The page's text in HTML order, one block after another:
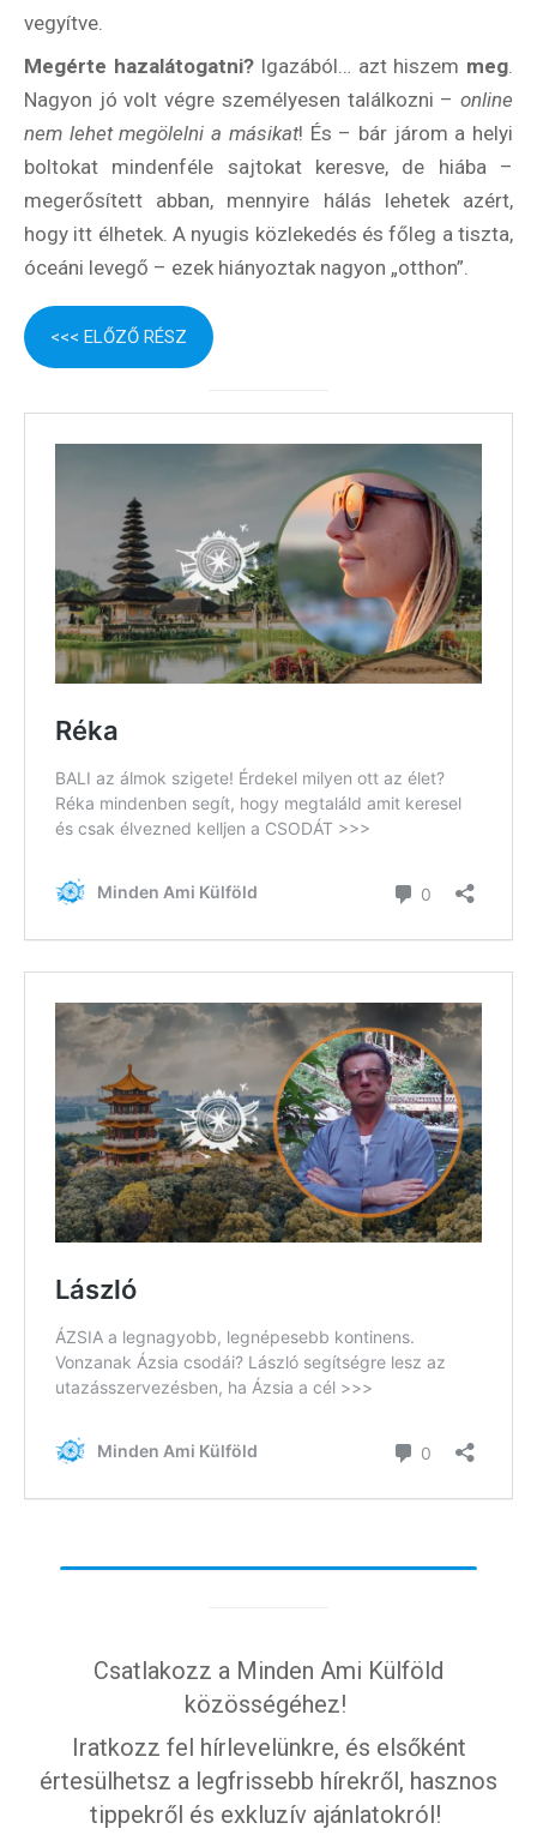
vegyítve.
Megérte hazalátogatni?Igazából… azt hiszem meg
Nagyon jó volt végre személyesen találkozni – online
nem lehet megölelni a másikat! És – bár járom a helyi
boltokat mindenféle sajtokat keresve, de hiába –
megerősített abban, mennyire hálás lehetek azért,
hogy itt élhetek. A nyugis közlekedés és főleg a tiszta,
óceáni levegő – ezek hiányoztak nagyon „otthon”.
<<< ELŐZŐ RÉSZ
Csatlakozz a Minden Ami Külföld
közösségéhez!
Iratkozz fel hírlevelünkre, és elsőként
értesülhetsz a legfrissebb hírekről, hasznos
tippekről és exkluzív ajánlatokról!